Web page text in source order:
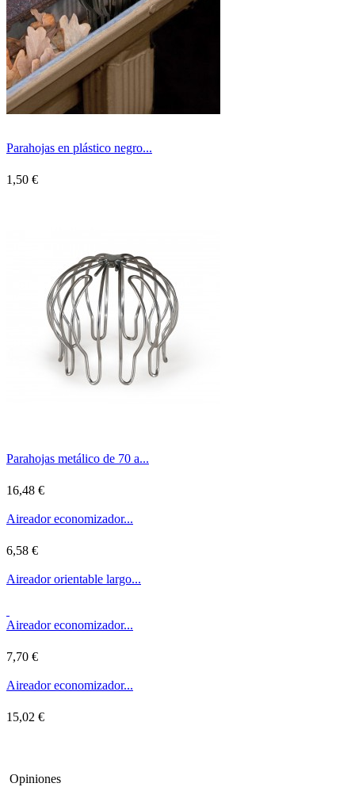
Parahojas en plástico negro...
1,50 €
Parahojas metálico de 70 a...
16,48 €
Aireador economizador...
6,58 €
Aireador orientable largo...
Aireador economizador...
7,70 €
Aireador economizador...
15,02 €
Opiniones